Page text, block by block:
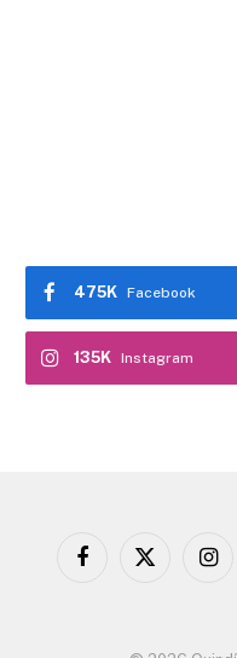
Facebook
475K
Instagram
135K
Facebook
X